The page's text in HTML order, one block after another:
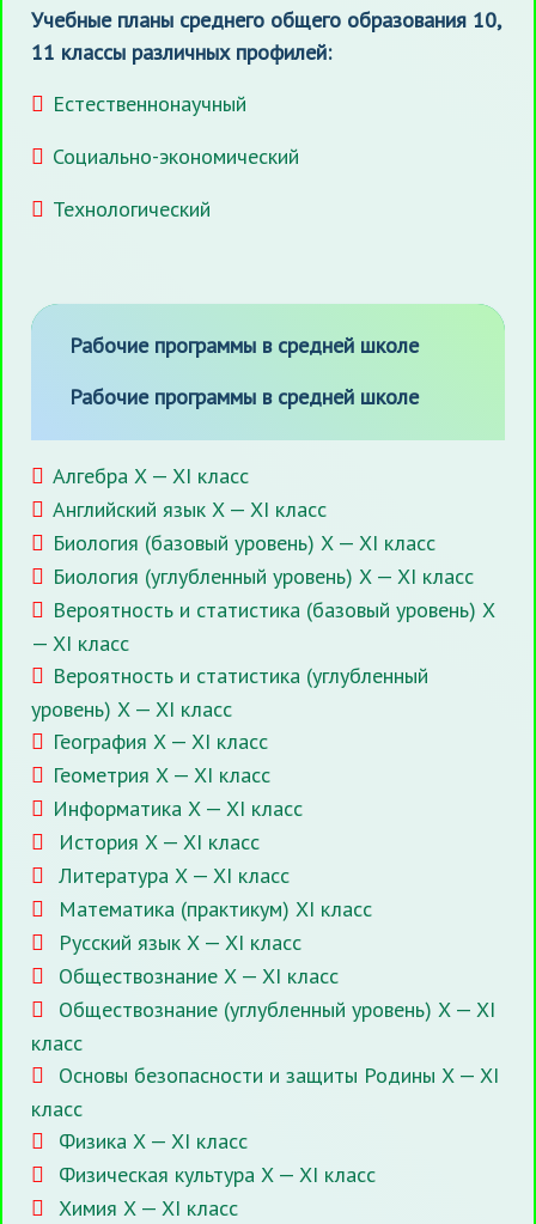
Учебные планы среднего общего образования 10,
11 классы различных профилей:
Естественнонаучный
Социально-экономический
Технологический
Рабочие программы в средней школе
Рабочие программы в средней школе
Алгебра X — XI класс
Английский язык X — XI класс
Биология (базовый уровень) X — XI класс
Биология (углубленный уровень) X — XI класс
Вероятность и статистика (базовый уровень) X
— XI класс
Вероятность и статистика (углубленный
уровень) X — XI класс
География X — XI класс
Геометрия X — XI класс
Информатика X — XI класс
История X — XI класс
Литература X — XI класс
Математика (практикум) XI класс
Русский язык X — XI класс
Обществознание X — XI класс
Обществознание (углубленный уровень) X — XI
класс
Основы безопасности и защиты Родины X — XI
класс
Физика X — XI класс
Физическая культура X — XI класс
Химия X — XI класс